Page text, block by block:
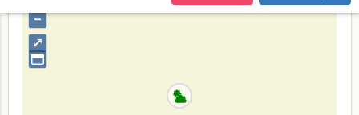
⤢
–